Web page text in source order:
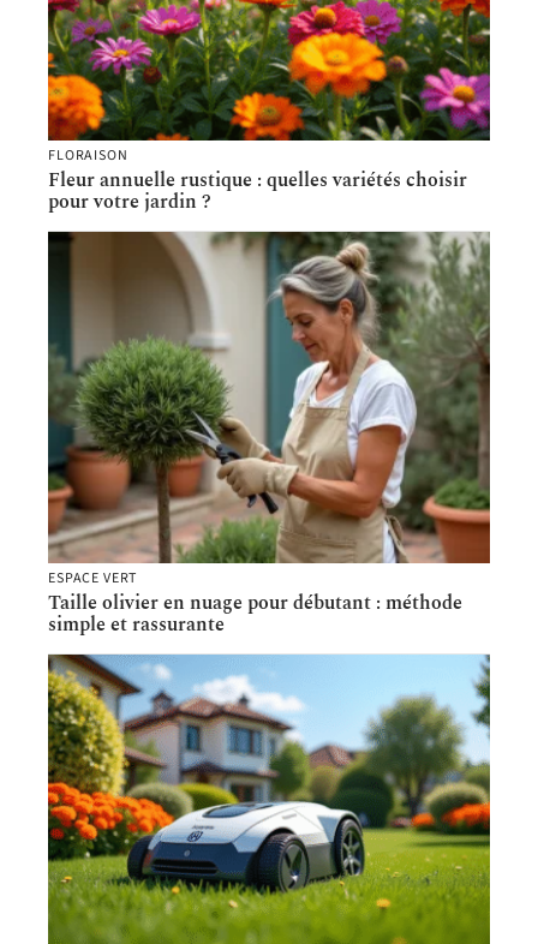
FLORAISON
Fleur annuelle rustique : quelles variétés choisir
pour votre jardin ?
ESPACE VERT
Taille olivier en nuage pour débutant : méthode
simple et rassurante